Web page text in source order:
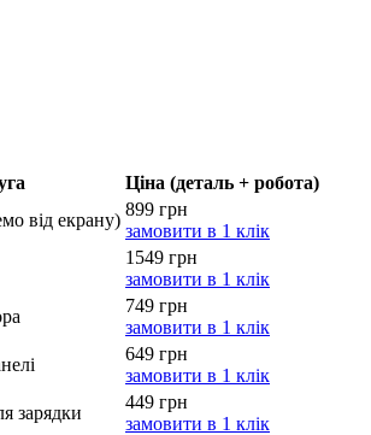
Ціна (деталь + робота)
від екрану)
899 грн
замовити в 1 клік
1549 грн
замовити в 1 клік
749 грн
замовити в 1 клік
649 грн
замовити в 1 клік
зарядки
449 грн
замовити в 1 клік